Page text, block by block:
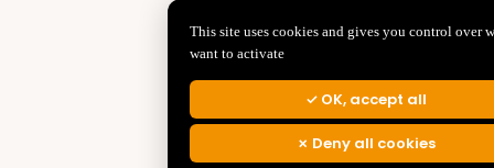
This site uses cookies and gives you control over
want to activate
OK, accept all
Deny all cookies